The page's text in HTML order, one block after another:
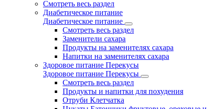
Смотреть весь раздел
Диабетическое питание
Диабетическое питание
Смотреть весь раздел
Заменители сахара
Продукты на заменителях сахара
Напитки на заменителях сахара
Здоровое питание Перекусы
Здоровое питание Перекусы
Смотреть весь раздел
Продукты и напитки для похудения
Отруби Клетчатка